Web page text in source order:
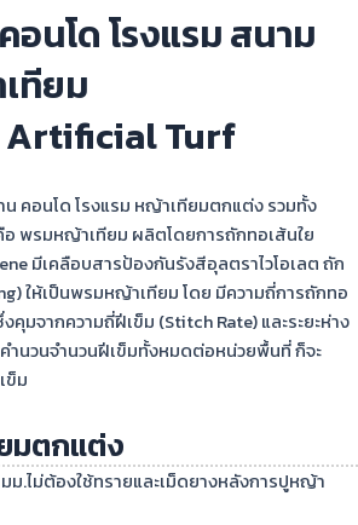
นโด โรงแรม สนาม
ทียม
Artificial Turf
คอนโด โรงแรม หญ้าเทียมตกแต่ง รวมทั้ง
พรมหญ้าเทียม ผลิตโดยการถักทอเส้นใย
มีเคลือบสารป้องกันรังสีอุลตราไวโอเลต ถัก
ให้เป็นพรมหญ้าเทียม โดย มีความถี่การถักทอ
คุมจากความถี่ฝีเข็ม (Stitch Rate) และระยะห่าง
คำนวนจำนวนฝีเข็มทั้งหมดต่อหน่วยพื้นที่ ก็จะ
ข็ม
มตกแต่ง
ม.ไม่ต้องใช้ทรายและเม็ดยางหลังการปูหญ้า